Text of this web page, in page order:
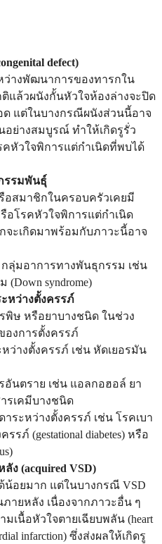
defect)
ว่างพัฒนาการของทารกใน
แล้วผนังกั้นหัวใจห้องล่างจะปิด
แต่ในบางกรณีผนังส่วนนี้อาจ
อย่างสมบูรณ์ ทำให้เกิดรูรั่ว
คหัวใจพิการแต่กำเนิดที่พบได้
รรมพันธุ์
สมาชิกในครอบครัวเคยมี
อโรคหัวใจพิการแต่กำเนิด
จะเกิดมาพร้อมกับภาวะนี้อาจ
ลุ่มอาการทางพันธุกรรม เช่น
(Down syndrome)
หว่างตั้งครรภ์
พิษ หรือยาบางชนิด ในช่วง
องการตั้งครรภ์
หว่างตั้งครรภ์ เช่น หัดเยอรมัน
อันตราย เช่น แอลกอฮอล์ ยา
รเคมีบางชนิด
ระหว่างตั้งครรภ์ เช่น โรคเบา
รภ์ (gestational diabetes) หรือ
ง (acquired VSD)
น้อยมาก แต่ในบางกรณี VSD
ภายหลัง เนื่องจากภาวะอื่น ๆ
มเนื้อหัวใจตายเฉียบพลัน (heart
infarction) ซึ่งส่งผลให้เกิดรู